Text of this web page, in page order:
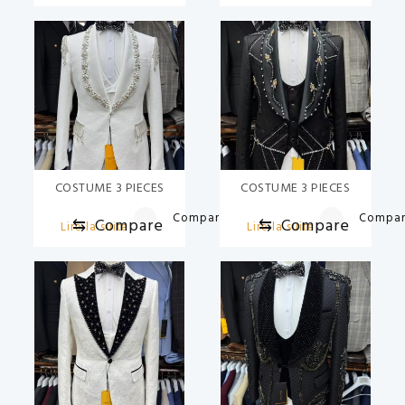
COSTUME 3 PIECES
Lire la suite
⇆ Compare Compare
COSTUME 3 PIECES
Lire la suite
⇆ Compare